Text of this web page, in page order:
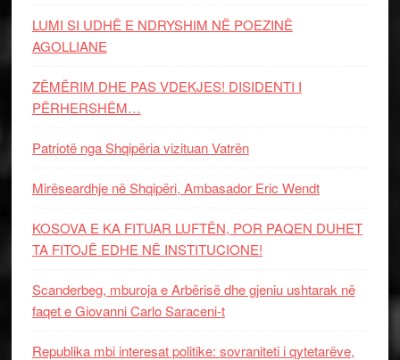
LUMI SI UDHË E NDRYSHIM NË POEZINË
AGOLLIANE
ZËMËRIM DHE PAS VDEKJES! DISIDENTI I
PËRHERSHËM…
Patriotë nga Shqipëria vizituan Vatrën
Mirëseardhje në Shqipëri, Ambasador Eric Wendt
KOSOVA E KA FITUAR LUFTËN, POR PAQEN DUHET
TA FITOJË EDHE NË INSTITUCIONE!
Scanderbeg, mburoja e Arbërisë dhe gjeniu ushtarak në
faqet e Giovanni Carlo Saraceni-t
Republika mbi interesat politike: sovraniteti i qytetarëve,